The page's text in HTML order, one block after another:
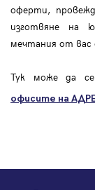
оферти,
изготвяне на
мечтания от вас
Тук може да
офисите на